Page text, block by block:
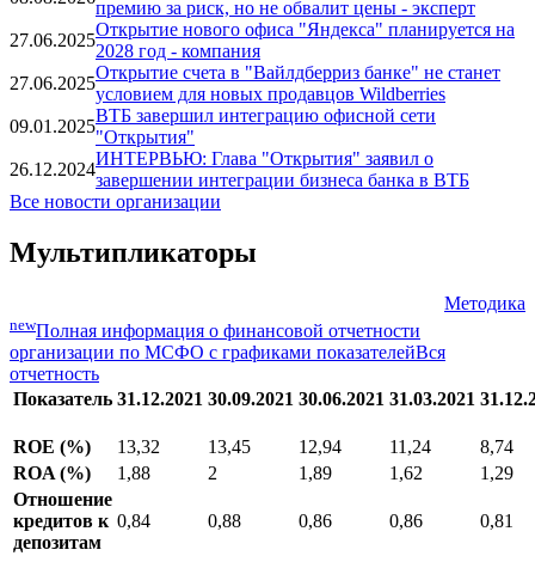
Новости
08.08.2026
Открытие Ормузского пролива снизит нефтяную
премию за риск, но не обвалит цены - эксперт
27.06.2025
Открытие нового офиса "Яндекса" планируется на
2028 год - компания
27.06.2025
Открытие счета в "Вайлдберриз банке" не станет
условием для новых продавцов Wildberries
09.01.2025
ВТБ завершил интеграцию офисной сети
26.12.2024
завершении интеграции бизнеса банка в ВТБ
Мультипликаторы
newПолная информация о финансовой отчетности
отчетность
Показатель
31.12.2021 30.09.2021 30.06.2021 31.03.2021
ROE (%) 13,32 13,45 12,94 11,24
8,74
ROA (%)